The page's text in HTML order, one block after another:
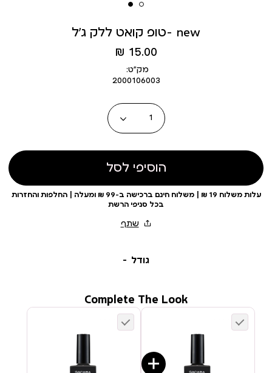
טופ קואט ללק ג’ל- new
מחיר
מוצר
15.00 ₪
מק״ט:
2000106003
כמות
הוסיפי לסל
עלות משלוח 19 ₪ | משלוח חינם ברכישה ב-99 ₪ ומעלה | החלפות והחזרות
בכל סניפי הרשת
גודל
Complete The Look